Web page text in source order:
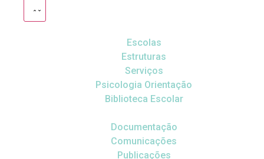
Escolas
Estruturas
Serviços
Psicologia Orientação
Biblioteca Escolar
Documentação
Comunicações
Publicações